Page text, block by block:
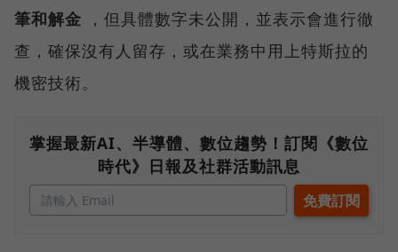
筆和解金 ，但具體數字未公開，並表示會進行徹
查，確保沒有人留存，或在業務中用上特斯拉的
機密技術。
掌握最新AI、半導體、數位趨勢！訂閱《數位
時代》日報及社群活動訊息